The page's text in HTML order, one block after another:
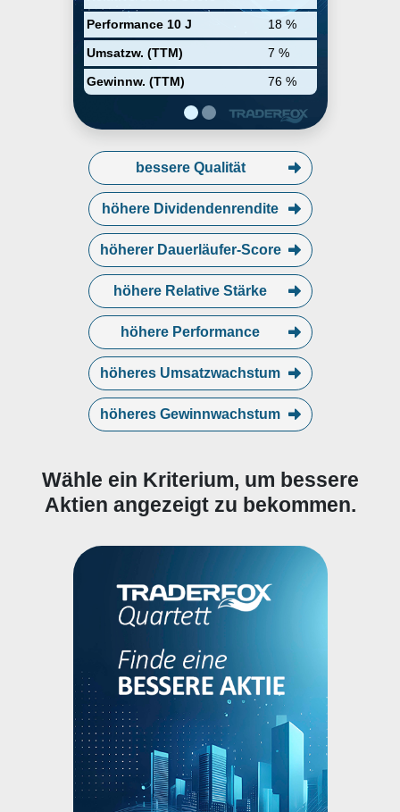
Performance 10 J
18 %
Umsatzw. (TTM)
7 %
Gewinnw. (TTM)
76 %
bessere Qualität
höhere Dividendenrendite
höherer Dauerläufer-Score
höhere Relative Stärke
höhere Performance
höheres Umsatzwachstum
höheres Gewinnwachstum
Wähle ein Kriterium, um bessere
Aktien angezeigt zu bekommen.